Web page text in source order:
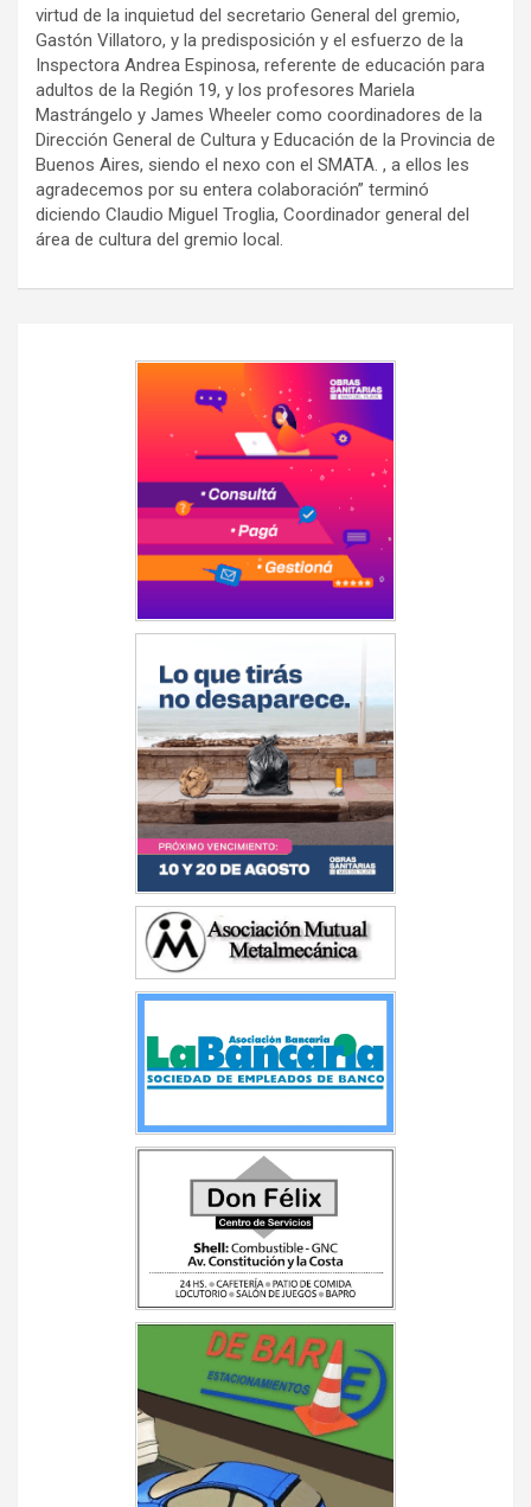
virtud de la inquietud del secretario General del gremio,
Gastón Villatoro, y la predisposición y el esfuerzo de la
Inspectora Andrea Espinosa, referente de educación para
adultos de la Región 19, y los profesores Mariela
Mastrángelo y James Wheeler como coordinadores de la
Dirección General de Cultura y Educación de la Provincia de
Buenos Aires, siendo el nexo con el SMATA. , a ellos les
agradecemos por su entera colaboración” terminó
diciendo Claudio Miguel Troglia, Coordinador general del
área de cultura del gremio local.